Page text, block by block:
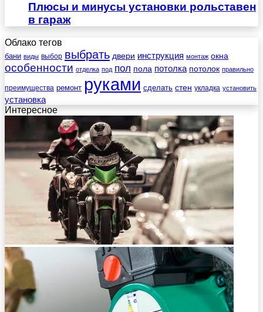
Плюсы и минусы установки рольставен
в гараж
Облако тегов
бани виды выбор выбрать двери инструкция монтаж окна
особенности отделка под пол пола потолка потолок правильно
преимущества ремонт руками сделать стен укладка установить
установка
Интересное